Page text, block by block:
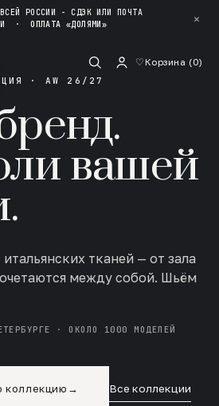
РОССИИ - СДЭК ИЛИ ПОЧТА
·ОПЛАТА «ДОЛЯМИ» ✕
♡Корзина (0)
· AW 26/27
вашей
тканей — от зала
между собой. Шьём
· ОКОЛО 1000 МОДЕЛЕЙ
коллекцию → Все коллекции